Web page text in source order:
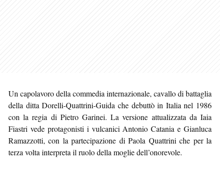
Un capolavoro della commedia internazionale, cavallo di battaglia
della ditta Dorelli-Quattrini-Guida che debuttò in Italia nel 1986
con la regia di Pietro Garinei. La versione attualizzata da Iaia
Fiastri vede protagonisti i vulcanici Antonio Catania e Gianluca
Ramazzotti, con la partecipazione di Paola Quattrini che per la
terza volta interpreta il ruolo della moglie dell’onorevole.